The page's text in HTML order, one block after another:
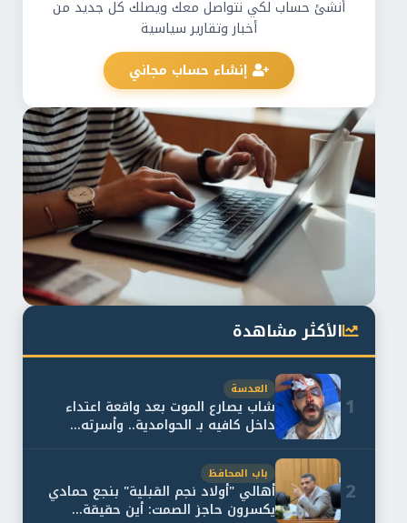
أنشئ حساب لكي نتواصل معك ويصلك كل جديد من
أخبار وتقارير سياسية
إنشاء حساب مجاني
الأكثر مشاهدة
1
العدسة
شاب يصارع الموت بعد واقعة اعتداء
داخل كافيه بـ الحوامدية.. وأسرته...
2
باب المحافظ
أهالي "أولاد نجم القبلية" بنجع حمادي
يكسرون حاجز الصمت: أين حقيقة...